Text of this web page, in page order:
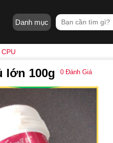
Danh mục
Tìm
kiếm:
CPU
lớn 100g 0 Đánh Giá